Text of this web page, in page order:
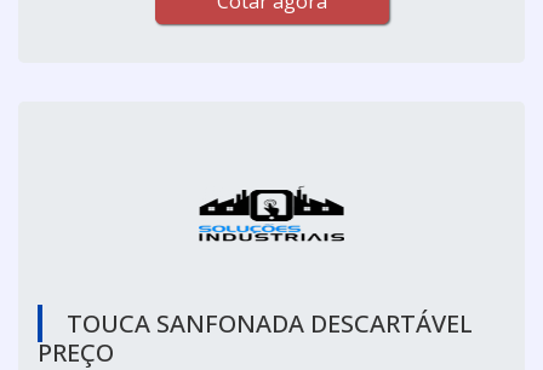
TOUCA SANFONADA DESCARTÁVEL
PREÇO